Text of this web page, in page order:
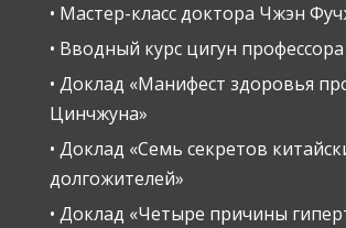
• Мастер-класс доктора Чжэн
• Вводный курс цигун
• Доклад «Манифест здоровья
Цинчжуна»
• Доклад «Семь секретов
долгожителей»
• Доклад «Четыре причины